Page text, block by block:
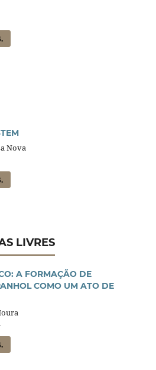
Nova
LIVRES
A FORMAÇÃO DE
COMO UM ATO DE